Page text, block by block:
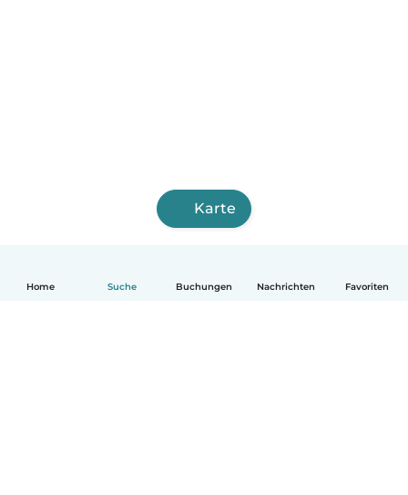
Home Suche Buchungen Nachrichten Favoriten
Karte